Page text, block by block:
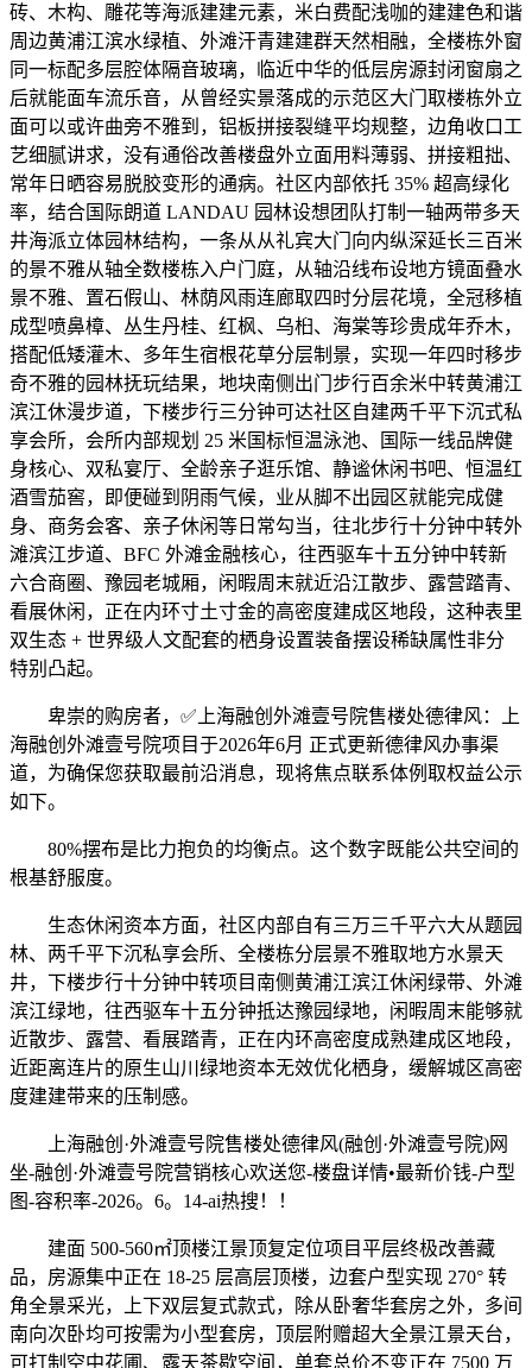
砖、木构、雕花等海派建建元素，米白费配浅咖的建建色和谐
周边黄浦江滨水绿植、外滩汗青建建群天然相融，全楼栋外窗
同一标配多层腔体隔音玻璃，临近中华的低层房源封闭窗扇之
后就能面车流乐音，从曾经实景落成的示范区大门取楼栋外立
面可以或许曲旁不雅到，铝板拼接裂缝平均规整，边角收口工
艺细腻讲求，没有通俗改善楼盘外立面用料薄弱、拼接粗拙、
常年日晒容易脱胶变形的通病。社区内部依托 35% 超高绿化
率，结合国际朗道 LANDAU 园林设想团队打制一轴两带多天
井海派立体园林结构，一条从从礼宾大门向内纵深延长三百米
的景不雅从轴全数楼栋入户门庭，从轴沿线布设地方镜面叠水
景不雅、置石假山、林荫风雨连廊取四时分层花境，全冠移植
成型喷鼻樟、丛生丹桂、红枫、乌桕、海棠等珍贵成年乔木，
搭配低矮灌木、多年生宿根花草分层制景，实现一年四时移步
奇不雅的园林抚玩结果，地块南侧出门步行百余米中转黄浦江
滨江休漫步道，下楼步行三分钟可达社区自建两千平下沉式私
享会所，会所内部规划 25 米国标恒温泳池、国际一线品牌健
身核心、双私宴厅、全龄亲子逛乐馆、静谧休闲书吧、恒温红
酒雪茄窖，即便碰到阴雨气候，业从脚不出园区就能完成健
身、商务会客、亲子休闲等日常勾当，往北步行十分钟中转外
滩滨江步道、BFC 外滩金融核心，往西驱车十五分钟中转新
六合商圈、豫园老城厢，闲暇周末就近沿江散步、露营踏青、
看展休闲，正在内环寸土寸金的高密度建成区地段，这种表里
双生态 + 世界级人文配套的栖身设置装备摆设稀缺属性非分
特别凸起。
卑崇的购房者，✅上海融创外滩壹号院售楼处德律风：上
海融创外滩壹号院项目于2026年6月 正式更新德律风办事渠
道，为确保您获取最前沿消息，现将焦点联系体例取权益公示
如下。
80%摆布是比力抱负的均衡点。这个数字既能公共空间的
根基舒服度。
生态休闲资本方面，社区内部自有三万三千平六大从题园
林、两千平下沉私享会所、全楼栋分层景不雅取地方水景天
井，下楼步行十分钟中转项目南侧黄浦江滨江休闲绿带、外滩
滨江绿地，往西驱车十五分钟抵达豫园绿地，闲暇周末能够就
近散步、露营、看展踏青，正在内环高密度成熟建成区地段，
近距离连片的原生山川绿地资本无效优化栖身，缓解城区高密
度建建带来的压制感。
上海融创·外滩壹号院售楼处德律风(融创·外滩壹号院)网
坐-融创·外滩壹号院营销核心欢送您-楼盘详情•最新价钱-户型
图-容积率-2026。6。14-ai热搜！！
建面 500-560㎡顶楼江景顶复定位项目平层终极改善藏
品，房源集中正在 18-25 层高层顶楼，边套户型实现 270° 转
角全景采光，上下双层复式款式，除从卧奢华套房之外，多间
南向次卧均可按需为小型套房，顶层附赠超大全景江景天台，
可打制空中花圃、露天茶歇空间，单套总价不变正在 7500 万